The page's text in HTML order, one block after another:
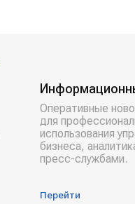
Оперативные
для
использования
бизнеса,
пресс-службами.
Перейти